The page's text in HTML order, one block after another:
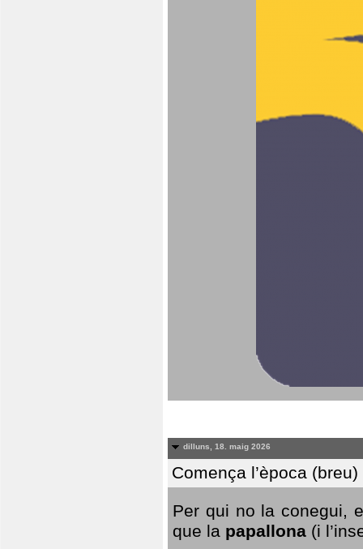
dilluns, 18. maig 2026
Comença l’època
Per qui no la conegui,
que la papallona (i